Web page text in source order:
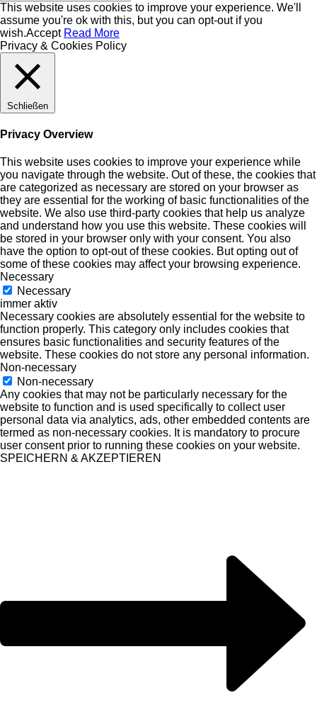
This website uses cookies to improve your experience. We'll
assume you're ok with this, but you can opt-out if you
wish.Accept Read More
Privacy & Cookies Policy
Schließen
Privacy Overview
This website uses cookies to improve your experience while
you navigate through the website. Out of these, the cookies that
are categorized as necessary are stored on your browser as
they are essential for the working of basic functionalities of the
website. We also use third-party cookies that help us analyze
and understand how you use this website. These cookies will
be stored in your browser only with your consent. You also
have the option to opt-out of these cookies. But opting out of
some of these cookies may affect your browsing experience.
Necessary
Necessary
immer aktiv
Necessary cookies are absolutely essential for the website to
function properly. This category only includes cookies that
ensures basic functionalities and security features of the
website. These cookies do not store any personal information.
Non-necessary
Non-necessary
Any cookies that may not be particularly necessary for the
website to function and is used specifically to collect user
personal data via analytics, ads, other embedded contents are
termed as non-necessary cookies. It is mandatory to procure
user consent prior to running these cookies on your website.
SPEICHERN & AKZEPTIEREN